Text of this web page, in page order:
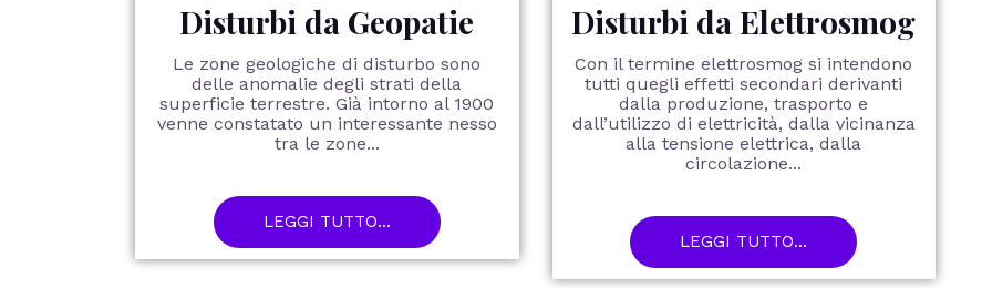
Disturbi da Geopatie
Le zone geologiche di disturbo sono
delle anomalie degli strati della
superficie terrestre. Già intorno al 1900
venne constatato un interessante nesso
tra le zone...
LEGGI TUTTO...
Disturbi da Elettrosmog
Con il termine elettrosmog si intendono
tutti quegli effetti secondari derivanti
dalla produzione, trasporto e
dall’utilizzo di elettricità, dalla vicinanza
alla tensione elettrica, dalla
circolazione...
LEGGI TUTTO...